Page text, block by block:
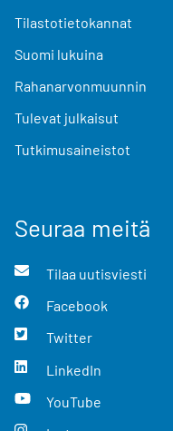
Tilastotietokannat
Suomi lukuina
Rahanarvonmuunnin
Tulevat julkaisut
Tutkimusaineistot
Seuraa meitä
Tilaa uutisviesti
Facebook
Twitter
LinkedIn
YouTube